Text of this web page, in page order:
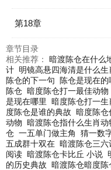
第18章
章节目录
相关推荐： 暗渡陈仓在什么
计 明镜高悬四海清是什么生
陈仓的下一句
陈仓是现在的
陈仓 暗度陈仓打一最佳动物
是现在哪里
暗度陈仓打一生
度陈仓是谁的典故 暗度陈仓
动物 暗渡陈仓指什么生肖动
仓 一五单门做主角 猜一数
五成群十双在 暗渡陈仓三六
阅读 暗渡陈仓卡比丘 小说
的历史典故 暗渡陈仓暗度陈